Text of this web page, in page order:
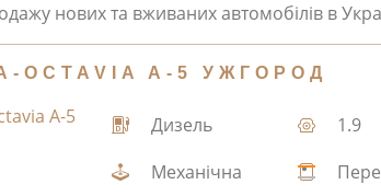
нових та вживаних автомобілів в
OCTAVIA A-5 УЖГОРОД
Дизель
1.9
Механічна